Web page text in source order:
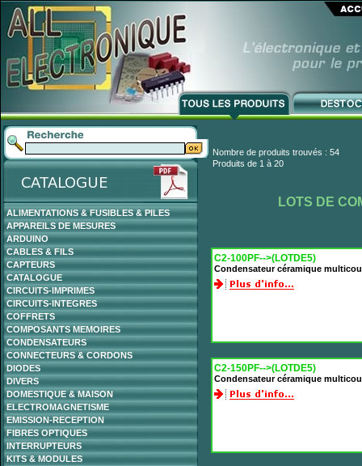
ALIMENTATIONS & FUSIBLES & PILES
APPAREILS DE MESURES
ARDUINO
CABLES & FILS
CAPTEURS
CATALOGUE
CIRCUITS-IMPRIMES
CIRCUITS-INTEGRES
COFFRETS
COMPOSANTS MEMOIRES
CONDENSATEURS
CONNECTEURS & CORDONS
DIODES
DIVERS
DOMESTIQUE & MAISON
ELECTROMAGNETISME
EMISSION-RECEPTION
FIBRES OPTIQUES
INTERRUPTEURS
KITS & MODULES
Nombre de produits trouvés : 54
Produits de 1 à 20
LOTS DE
C2-100PF-->(LOTDE5)
Condensateur céramique
C2-150PF-->(LOTDE5)
Condensateur céramique